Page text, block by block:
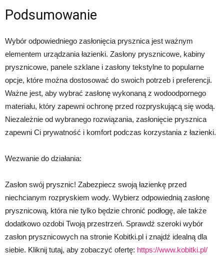
Podsumowanie
Wybór odpowiedniego zasłonięcia prysznica jest ważnym
elementem urządzania łazienki. Zasłony prysznicowe, kabiny
prysznicowe, panele szklane i zasłony tekstylne to popularne
opcje, które można dostosować do swoich potrzeb i preferencji.
Ważne jest, aby wybrać zasłonę wykonaną z wodoodpornego
materiału, który zapewni ochronę przed rozpryskującą się wodą.
Niezależnie od wybranego rozwiązania, zasłonięcie prysznica
zapewni Ci prywatność i komfort podczas korzystania z łazienki.
Wezwanie do działania:
Zasłon swój prysznic! Zabezpiecz swoją łazienkę przed
niechcianym rozpryskiem wody. Wybierz odpowiednią zasłonę
prysznicową, która nie tylko będzie chronić podłogę, ale także
dodatkowo ozdobi Twoją przestrzeń. Sprawdź szeroki wybór
zasłon prysznicowych na stronie Kobitki.pl i znajdź idealną dla
siebie. Kliknij tutaj, aby zobaczyć ofertę: https://www.kobitki.pl/